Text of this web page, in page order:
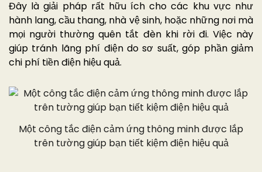
Đây là giải pháp rất hữu ích cho các khu vực như
hành lang, cầu thang, nhà vệ sinh, hoặc những nơi mà
mọi người thường quên tắt đèn khi rời đi. Việc này
giúp tránh lãng phí điện do sơ suất, góp phần giảm
chi phí tiền điện hiệu quả.
Một công tắc điện cảm ứng thông minh được lắp
trên tường giúp bạn tiết kiệm điện hiệu quả